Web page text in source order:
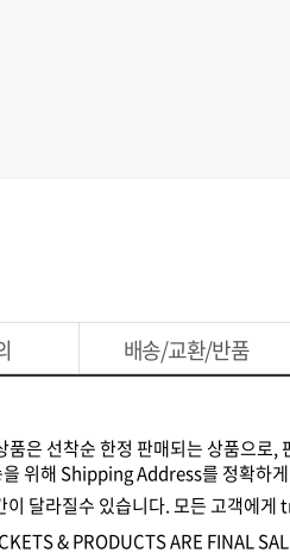
배송/교환/반품
은 선착순 한정 판매되는 상품으로
위해 Shipping Address를 정확하
이 달라질수 있습니다. 모든 고객에
& PRODUCTS ARE FINAL